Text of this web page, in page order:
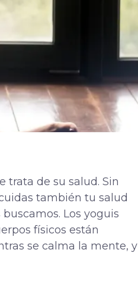
trata de su salud. Sin
también tu salud
Los yoguis
físicos están
se calma la mente, y